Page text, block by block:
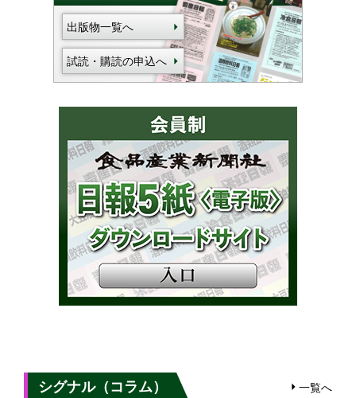
出版物一覧へ
試読・購読の申込へ
シグナル（コラム） 一覧へ